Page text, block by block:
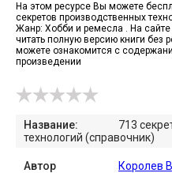
На этом ресурсе Вы можете
секретов производственных
Жанр: Хобби и ремесла . На
читать полную версию книги без
можете ознакомится с
произведении
Название:
713
технологий (справочник)
Автор Королев